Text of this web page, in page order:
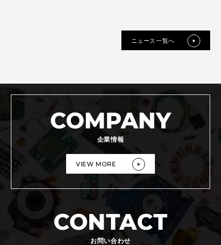
ニュース一覧へ
COMPANY
企業情報
VIEW MORE
CONTACT
お問い合わせ